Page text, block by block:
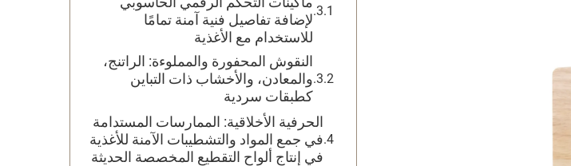
لإضافة تفاصيل فنية آمنة تمامًا
للاستخدام مع الأغذية
النقوش المحفورة والمملوءة: الراتنج،
والمعادن، والأخشاب ذات التباين
كطبقات سردية
الحرفية الأخلاقية: الممارسات المستدامة
في جمع المواد والتشطيبات الآمنة للأغذية
في إنتاج ألواح التقطيع المخصصة الحديثة